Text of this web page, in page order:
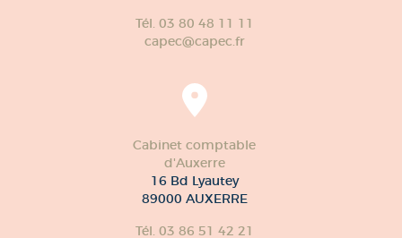
Tél. 03 80 48 11 11
capec@capec.fr
Cabinet comptable
d'Auxerre
16 Bd Lyautey
89000 AUXERRE
Tél. 03 86 51 42 21